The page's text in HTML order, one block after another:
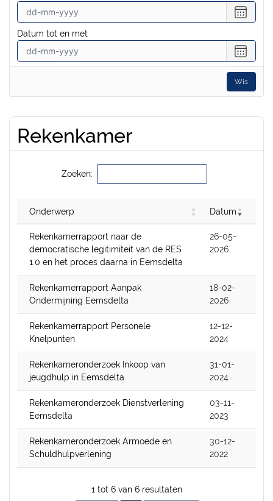
een
vanaf
Datum tot en met
een
datum
tot
en
Wis
Rekenkamer
Zoeken:
Onderwerp Datum
Rekenkamerrapport naar de
democratische legitimiteit van de RES
1.0 en het proces daarna in Eemsdelta
26-05-
2026
Rekenkamerrapport Aanpak
Ondermijning Eemsdelta
18-02-
2026
Rekenkamerrapport Personele
Knelpunten
12-12-
2024
Rekenkameronderzoek Inkoop van
jeugdhulp in Eemsdelta
31-01-
2024
Rekenkameronderzoek Dienstverlening
Eemsdelta
03-11-
2023
Rekenkameronderzoek Armoede en
Schuldhulpverlening
30-12-
2022
1 tot 6 van 6 resultaten